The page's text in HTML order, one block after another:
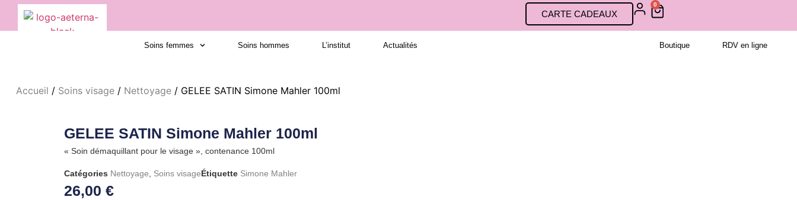
CARTE CADEAUX
0
Soins femmes Soins hommes L’institut Actualités Boutique RDV en ligne
Accueil / Soins visage/ Nettoyage/ GELEE SATIN Simone Mahler 100ml
GELEE SATIN Simone Mahler 100ml
« Soin démaquillant pour le visage », contenance 100ml
Catégories Nettoyage, Soins visageÉtiquette Simone Mahler
26,00 €